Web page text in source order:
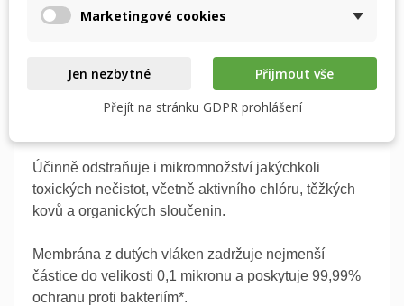
POPIS DETAILY PRODUKTU
Kartuše kombinuje aktivní uhlíkový blok z
kokosových skořápek (sorpce škodlivých látek) a
Účinně odstraňuje i mikromnožství jakýchkoli
toxických nečistot, včetně aktivního chlóru, těžkých
kovů a organických sloučenin.
Membrána z dutých vláken zadržuje nejmenší
částice do velikosti 0,1 mikronu a poskytuje 99,99%
ochranu proti bakteriím*.
Zrušit Vytvořit seznam přání
Marketingové cookies
Jen nezbytné
Přijmout vše
Přejít na stránku GDPR prohlášení